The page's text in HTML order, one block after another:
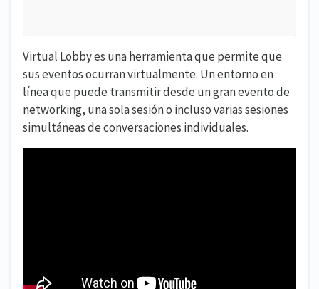
Virtual Lobby es una herramienta que permite que
sus eventos ocurran virtualmente. Un entorno en
línea que puede transmitir desde un gran evento de
networking, una sola sesión o incluso varias sesiones
simultáneas de conversaciones individuales.